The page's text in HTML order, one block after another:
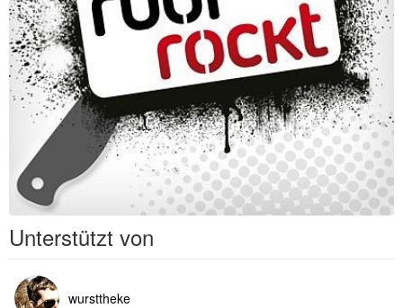
Unterstützt von
wursttheke